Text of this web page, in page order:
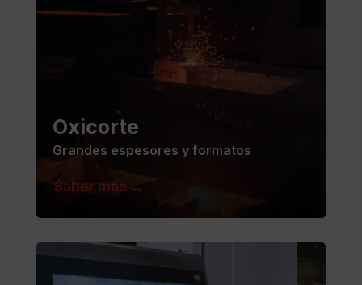
Oxicorte
Grandes espesores y formatos
Saber más →